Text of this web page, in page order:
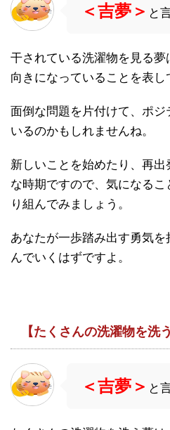
＜吉夢＞ と
干されている洗濯物を見る
向きになっていることを表し
面倒な問題を片付けて、ポ
いるのかもしれませんね。
新しいことを始めたり、再
な時期ですので、気になる
り組んでみましょう。
あなたが一歩踏み出す勇気
んでいくはずですよ。
【たくさんの洗濯物を洗
＜吉夢＞ と